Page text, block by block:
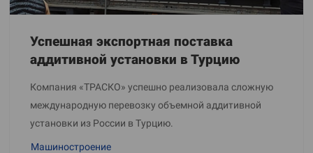
Успешная экспортная поставка
аддитивной установки в Турцию
Компания «ТРАСКО» успешно реализовала сложную
международную перевозку объемной аддитивной
установки из России в Турцию.
Машиностроение